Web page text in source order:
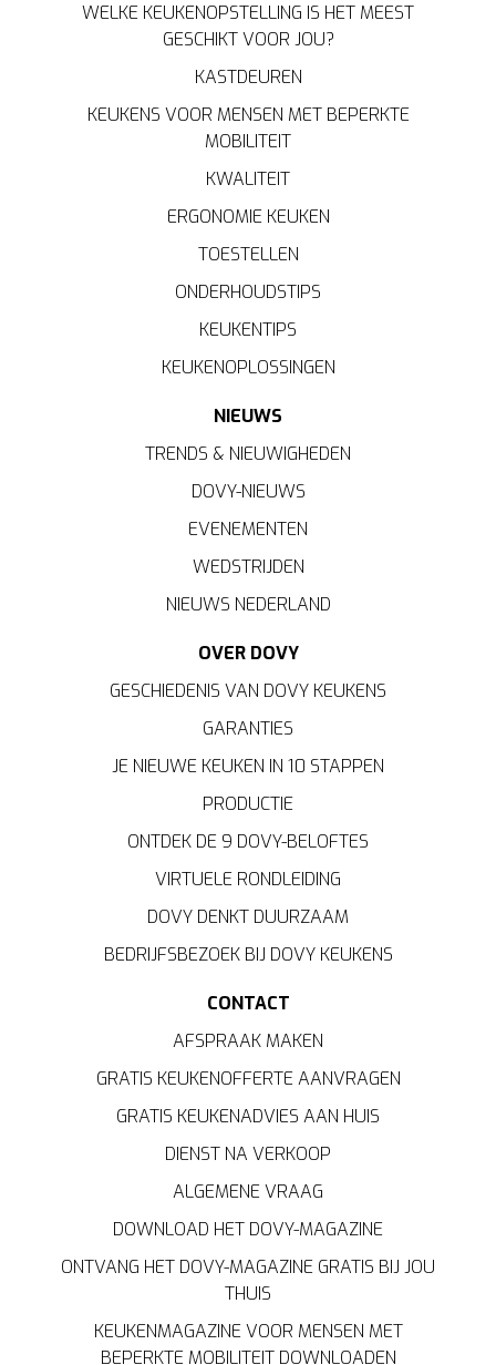
WELKE KEUKENOPSTELLING IS HET MEEST
GESCHIKT VOOR JOU?
KASTDEUREN
KEUKENS VOOR MENSEN MET BEPERKTE
MOBILITEIT
KWALITEIT
ERGONOMIE KEUKEN
TOESTELLEN
ONDERHOUDSTIPS
KEUKENTIPS
KEUKENOPLOSSINGEN
NIEUWS
TRENDS & NIEUWIGHEDEN
DOVY-NIEUWS
EVENEMENTEN
WEDSTRIJDEN
NIEUWS NEDERLAND
OVER DOVY
GESCHIEDENIS VAN DOVY KEUKENS
GARANTIES
JE NIEUWE KEUKEN IN 10 STAPPEN
PRODUCTIE
ONTDEK DE 9 DOVY-BELOFTES
VIRTUELE RONDLEIDING
DOVY DENKT DUURZAAM
BEDRIJFSBEZOEK BIJ DOVY KEUKENS
CONTACT
AFSPRAAK MAKEN
GRATIS KEUKENOFFERTE AANVRAGEN
GRATIS KEUKENADVIES AAN HUIS
DIENST NA VERKOOP
ALGEMENE VRAAG
DOWNLOAD HET DOVY-MAGAZINE
ONTVANG HET DOVY-MAGAZINE GRATIS BIJ JOU
THUIS
KEUKENMAGAZINE VOOR MENSEN MET
BEPERKTE MOBILITEIT DOWNLOADEN